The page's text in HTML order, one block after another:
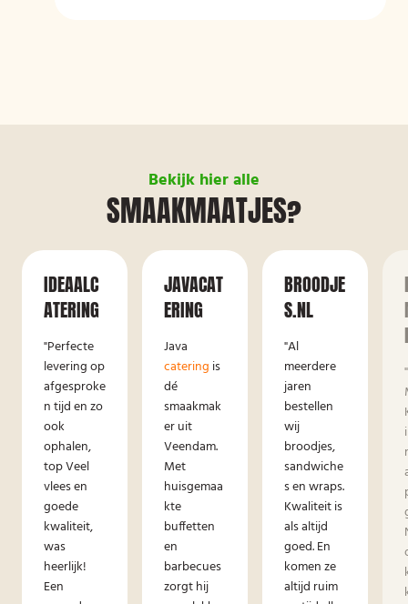
Bekijk hier alle
SMAAKMAATJES?
IDEAALC
ATERING
"Perfecte
levering op
afgesproke
n tijd en zo
ook
ophalen,
top Veel
vlees en
goede
kwaliteit,
was
heerlijk!
Een
JAVACAT
ERING
Java
catering is
dé
smaakmak
er uit
Veendam.
Met
huisgemaa
kte
buffetten
en
barbecues
zorgt hij
BROODJE
S.NL
"Al
meerdere
jaren
bestellen
wij
broodjes,
sandwiche
s en wraps.
Kwaliteit is
als altijd
goed. En
komen ze
altijd ruim